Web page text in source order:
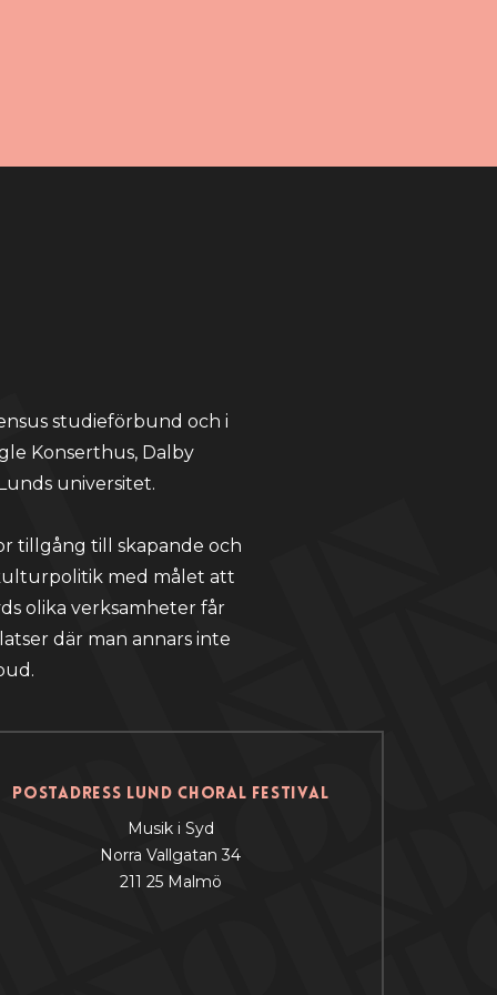
studieförbund och i
Konserthus, Dalby
universitet.
tillgång till skapande och
med målet att
olika verksamheter får
där man annars inte
Postadress Lund Choral Festival
Musik i Syd
Norra Vallgatan 34
211 25 Malmö